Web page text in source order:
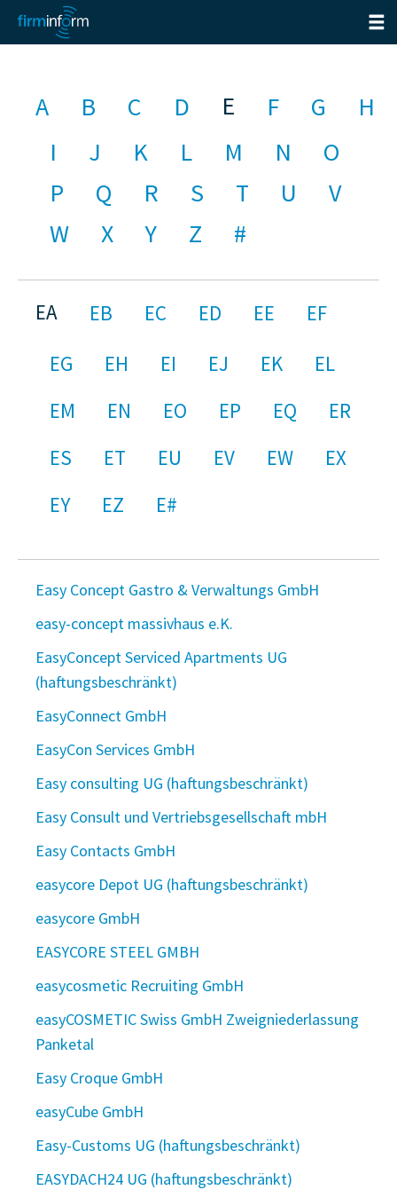
A B C D E F G
H
I
J K L M N
O
P
Q R S T U
V
W
X Y Z #
EA EB EC ED EE
EF
EG
EH EI EJ EK
EL
EM
EN EO EP EQ
ER
ES
ET EU EV EW
EX
EY
EZ E#
Easy Concept Gastro & Verwaltungs GmbH
easy-concept massivhaus e.K.
EasyConcept Serviced Apartments UG
(haftungsbeschränkt)
EasyConnect GmbH
EasyCon Services GmbH
Easy consulting UG (haftungsbeschränkt)
Easy Consult und Vertriebsgesellschaft mbH
Easy Contacts GmbH
easycore Depot UG (haftungsbeschränkt)
easycore GmbH
EASYCORE STEEL GMBH
easycosmetic Recruiting GmbH
easyCOSMETIC Swiss GmbH Zweigniederlassung
Panketal
Easy Croque GmbH
easyCube GmbH
Easy-Customs UG (haftungsbeschränkt)
EASYDACH24 UG (haftungsbeschränkt)